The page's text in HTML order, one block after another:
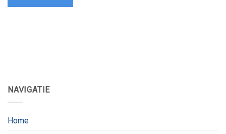
NAVIGATIE
Home